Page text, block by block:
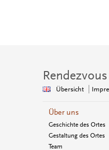
Übersicht
Über uns
Geschichte des Ortes
Gestaltung des Ortes
Team